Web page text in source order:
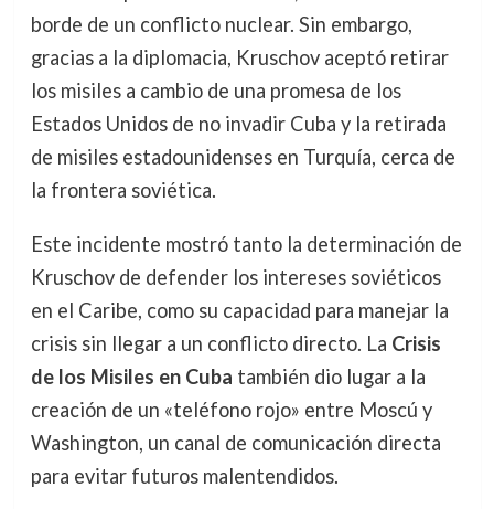
borde de un conflicto nuclear. Sin embargo,
gracias a la diplomacia, Kruschov aceptó retirar
los misiles a cambio de una promesa de los
Estados Unidos de no invadir Cuba y la retirada
de misiles estadounidenses en Turquía, cerca de
la frontera soviética.
Este incidente mostró tanto la determinación de
Kruschov de defender los intereses soviéticos
en el Caribe, como su capacidad para manejar la
crisis sin llegar a un conflicto directo. La Crisis
de los Misiles en Cuba también dio lugar a la
creación de un «teléfono rojo» entre Moscú y
Washington, un canal de comunicación directa
para evitar futuros malentendidos.